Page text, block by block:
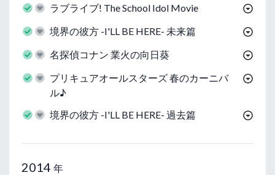
ラブライブ! The School Idol Movie
境界の彼方 -I'LL BE HERE- 未来篇
名探偵コナン 業火の向日葵
プリキュアオールスターズ 春のカーニバ
ル♪
境界の彼方 -I'LL BE HERE- 過去篇
2014 年